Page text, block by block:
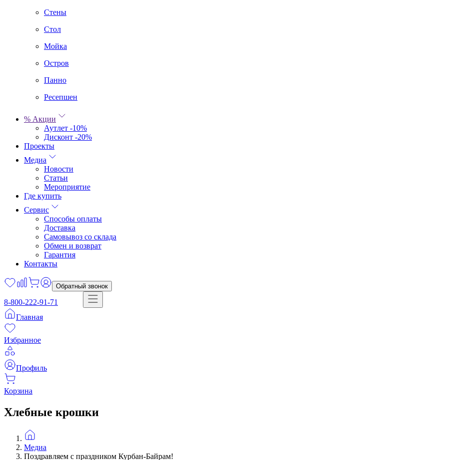
Cтены
Стол
Мойка
Остров
Панно
Ресепшен
% Акции
Аутлет -10%
Дисконт -20%
Проекты
Медиа
Новости
Статьи
Мероприятие
Где купить
Сервис
Способы оплаты
Доставка
Самовывоз со склада
Обмен и возврат
Гарантия
Контакты
Обратный звонок
8-800-222-91-71
Главная
Избранное
Профиль
Корзина
Хлебные крошки
Медиа
Поздравляем с праздником Курбан-Байрам!